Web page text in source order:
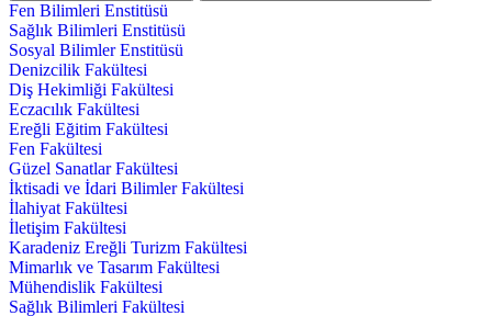
Fen Bilimleri Enstitüsü
Sağlık Bilimleri Enstitüsü
Sosyal Bilimler Enstitüsü
Denizcilik Fakültesi
Diş Hekimliği Fakültesi
Eczacılık Fakültesi
Ereğli Eğitim Fakültesi
Fen Fakültesi
Güzel Sanatlar Fakültesi
İktisadi ve İdari Bilimler Fakültesi
İlahiyat Fakültesi
İletişim Fakültesi
Karadeniz Ereğli Turizm Fakültesi
Mimarlık ve Tasarım Fakültesi
Mühendislik Fakültesi
Sağlık Bilimleri Fakültesi